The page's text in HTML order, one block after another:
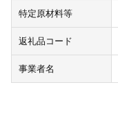
特定原材料等
返礼品コード
事業者名